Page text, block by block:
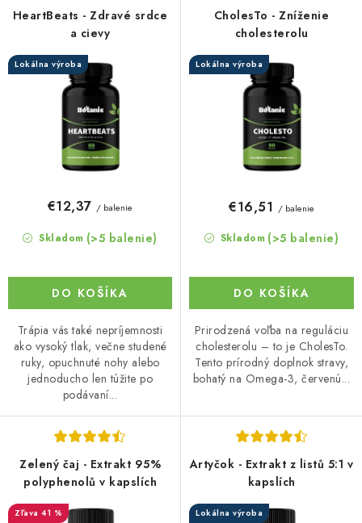
r
d
u
e
r
o
HeartBeats - Zdravé srdce
a cievy
Lokálna výroba
Skladom (>5 balenie)
€12,37 / balenie
DO KOŠÍKA
Trápia vás také nepríjemnosti
ako vysoký tlak, večne studené
ruky, opuchnuté nohy alebo
jednoducho len túžite po
podávaní...
CholesTo - Zníženie
cholesterolu
Lokálna výroba
Skladom (>5 balenie)
€16,51 / balenie
DO KOŠÍKA
Prirodzená voľba na reguláciu
cholesterolu – to je CholesTo.
Tento prírodný doplnok stravy,
bohatý na Omega-3, červenú...
Zelený čaj - Extrakt 95%
polyphenolů v kapslích
41 %
Artyčok - Extrakt z listů 5:1 v
kapslích
Lokálna výroba